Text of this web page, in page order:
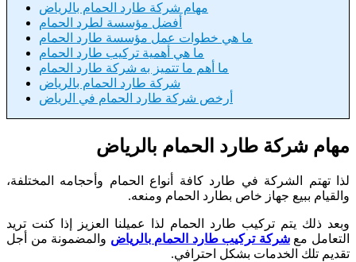
مهام شركة طارد الحمام بالرياض
أفضل مؤسسة لطرد الحمام
ما هي خطوات عمل مؤسسة طارد الحمام
ما هي أهمية تركيب طارد الحمام
ما أهم ما تتميز به شركة طارد الحمام
شركة طارد الحمام بالرياض
أرخص شركة طارد الحمام في الرياض
مهام شركة طارد الحمام بالرياض
لذا تهتم الشركة في طارد كافة أنواع الحمام وأحجامه المختلفة،
والقيام ببيع جهاز خاص بطارد الحمام ومنعه.
وبعد ذلك يتم تركيب طارد الحمام لذا عميلنا العزيز إذا كنت تريد
التعامل معشركة تركيب طارد الحمام بالرياض والمضمونة من أجل
تقديم تلك الخدمات بشكل احترافي.